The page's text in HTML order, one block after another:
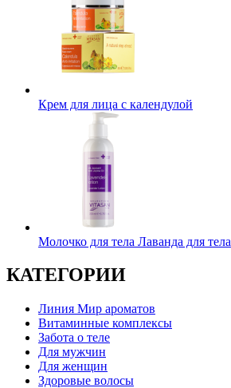
Крем для лица с календулой
Молочко для тела Лаванда для тела
КАТЕГОРИИ
Линия Мир ароматов
Витаминные комплексы
Забота о теле
Для мужчин
Для женщин
Здоровые волосы